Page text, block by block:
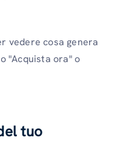
vedere cosa genera
"Acquista ora" o
tuo